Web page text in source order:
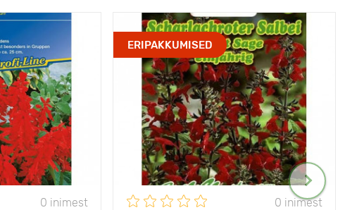
0 inimest
ERIPAKKUMISED
0 inimest